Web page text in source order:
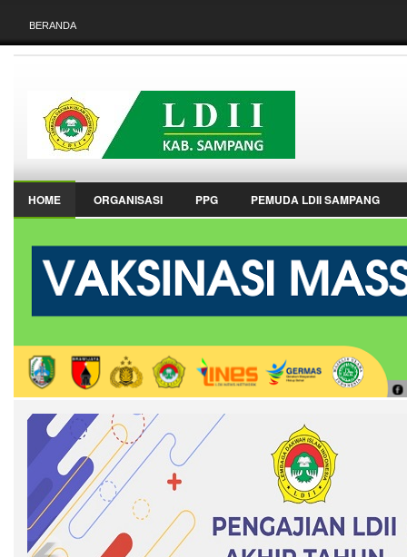
BERANDA
HOME ORGANISASI PPG PEMUDA LDII SAMPANG